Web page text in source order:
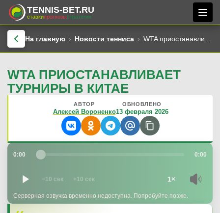
TENNIS-BET.RU
ставкипрогнозыстратегии
На главную Новости тенниса WTA приостанавливает турниры в Китае
WTA ПРИОСТАНАВЛИВАЕТ
ТУРНИРЫ В КИТАЕ
АВТОР
Алексей Вороненко
ОБНОВЛЕНО
13 февраля 2026
0:00 0:00
−10 сек +10 сек 1×
Серверная озвучка временно недоступна. Попробуйте позже.